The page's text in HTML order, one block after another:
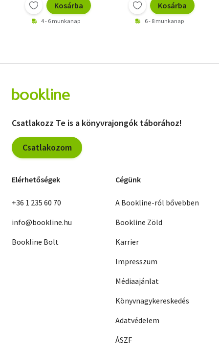
Kosárba
4 - 6 munkanap
Kosárba
6 - 8 munkanap
Csatlakozz Te is a könyvrajongók táborához!
Csatlakozom
Elérhetőségek
+36 1 235 60 70
info@bookline.hu
Bookline Bolt
Cégünk
A Bookline-ról bővebben
Bookline Zöld
Karrier
Impresszum
Médiaajánlat
Könyvnagykereskedés
Adatvédelem
ÁSZF